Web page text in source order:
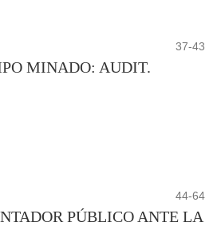
37-43
MINADO: AUDIT.
44-64
PÚBLICO ANTE LA